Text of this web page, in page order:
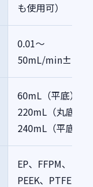
も使用可）
0.01～
50mL/min±2％
60mL（平底）
220mL（丸底）
240mL（平底）
EP、FFPM、
PEEK、PTFE、金